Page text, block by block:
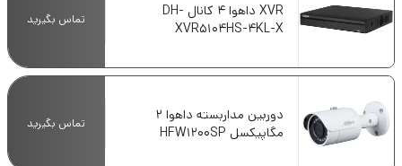
XVR داهوا 4 کانال DH-
XVR5104HS-4KL-X
تماس بگیرید
دوربین مداربسته داهوا 2
مگاپیکسل HFW1200SP
تماس بگیرید